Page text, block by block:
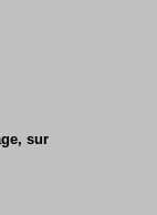
sur